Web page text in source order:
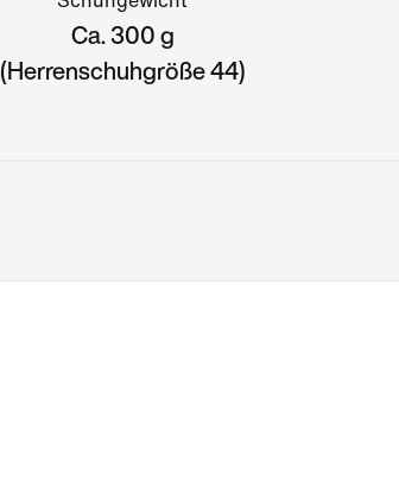
Ca. 300 g
(Herrenschuhgröße 44)